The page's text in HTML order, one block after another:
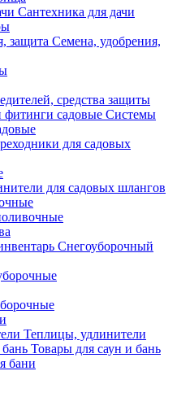
Сантехника для дачи
Семена, удобрения,
средства защиты
Системы
для садовых
для садовых шлангов
Снегоуборочный
Теплицы, удлинители
Товары для саун и бань
бани